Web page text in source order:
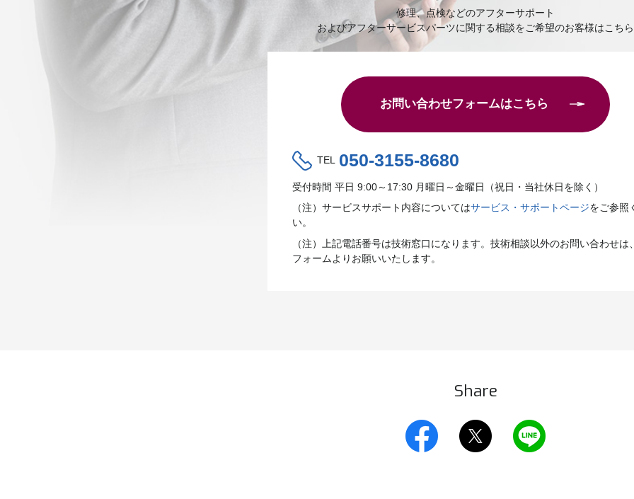
修理、点検などのアフターサポート
およびアフターサービスパーツに関する相談をご希望のお客様はこちら
お問い合わせフォームはこちら
TEL 050-3155-8680
受付時間 平日 9:00～17:30 月曜日～金曜日（祝日・当社休日を除く）
（注）サービスサポート内容についてはサービス・サポートページをご参照
い。
（注）上記電話番号は技術窓口になります。技術相談以外のお問い合わせは
フォームよりお願いいたします。
Share